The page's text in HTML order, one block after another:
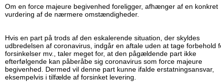
Om en force majeure begivenhed foreligger, afhænger af en konkret
vurdering af de nærmere omstændigheder.
Hvis en part på trods af den eskalerende situation, der skyldes
udbredelsen af coronavirus, indgår en aftale uden at tage forbehold
forsinkelser mv., taler meget for, at den pågældende part ikke
efterfølgende kan påberåbe sig coronavirus som force majeure
begivenhed. Dermed vil denne part kunne ifalde erstatningsansvar,
eksempelvis i tilfælde af forsinket levering.